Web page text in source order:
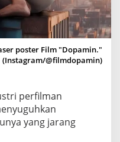
poster Film "Dopamin."
(Instagram/@filmdopamin)
perfilman
yang jarang